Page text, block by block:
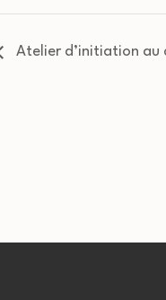
Atelier d’initiation au